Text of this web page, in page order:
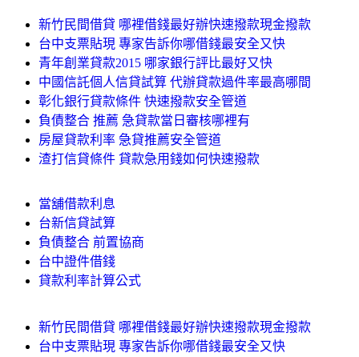
新竹民間借貸 哪裡借錢最好辦快速撥款現金撥款
台中支票貼現 專家告訴你哪借錢最安全又快
青年創業貸款2015 哪家銀行評比最好又快
中國信託個人信貸試算 代辦貸款過件率最高哪間
彰化銀行貸款條件 快速撥款安全管道
負債整合 推薦 急貸款當日審核哪裡有
房屋貸款利率 急貸推薦安全管道
渣打信貸條件 貸款急用錢如何快速撥款
當舖借款利息
台新信貸試算
負債整合 前置協商
台中證件借錢
貸款利率計算公式
新竹民間借貸 哪裡借錢最好辦快速撥款現金撥款
台中支票貼現 專家告訴你哪借錢最安全又快